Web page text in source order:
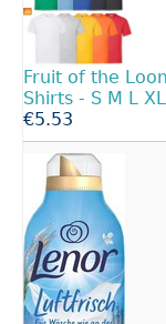
Fruit of the
Shirts - S M L XL
€5.53